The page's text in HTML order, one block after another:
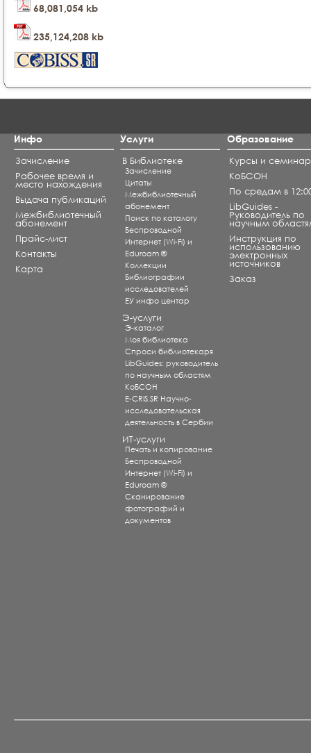
68,081,054 kb
235,124,208 kb
Инфо
Зачисление
Рабочее время и
место нахождения
Выдача публикаций
Межбиблиотечный
абонемент
Прайс-лист
Контакты
Карта
Услуги
В Библиотеке
Зачисление
Цитаты
Межбиблиотечный
абонемент
Поиск по каталогу
Беспроводной
Интернет (Wi-Fi) и
Eduroam ®
Коллекции
Библиографии
исследователей
ЕУ инфо центар
Э-услуги
Э-каталог
Моя библиотека
Спроси библиотекаря
LibGuides: руководитель
по научным областям
КоБСОН
E-CRIS.SR Научно-
исследовательская
деятельность в Сербии
ИТ-услуги
Печать и копирование
Беспроводной
Интернет (Wi-Fi) и
Eduroam ®
Сканирование
фотографий и
документов
Образование
Курсы и
КоБСОН
По средам в
LibGuides -
Руководитель по
научным
Инструкция по
использованию
электронных
источников
Заказ